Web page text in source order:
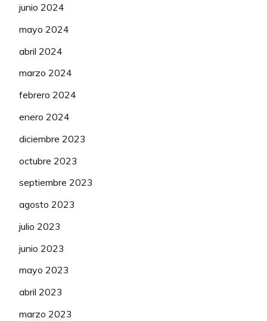
junio 2024
mayo 2024
abril 2024
marzo 2024
febrero 2024
enero 2024
diciembre 2023
octubre 2023
septiembre 2023
agosto 2023
julio 2023
junio 2023
mayo 2023
abril 2023
marzo 2023